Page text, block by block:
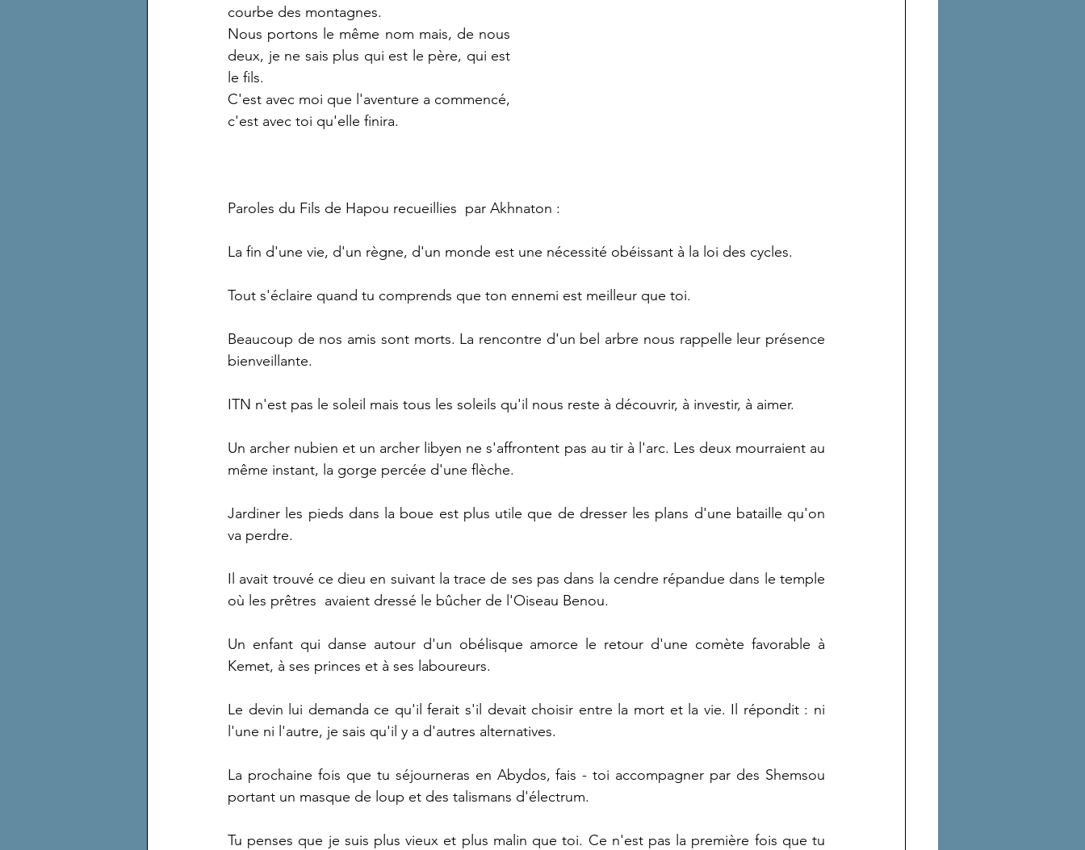
courbe des montagnes.
Nous portons le même nom mais, de nous
deux, je ne sais plus qui est le père, qui est
le fils.
C'est avec moi que l'aventure a commencé,
c'est avec toi qu'elle finira.
Paroles du Fils de Hapou recueillies  par Akhnaton :
La fin d'une vie, d'un règne, d'un monde est une nécessité obéissant à la loi des cycles.
Tout s'éclaire quand tu comprends que ton ennemi est meilleur que toi.
Beaucoup de nos amis sont morts. La rencontre d'un bel arbre nous rappelle leur présence
bienveillante.
ITN n'est pas le soleil mais tous les soleils qu'il nous reste à découvrir, à investir, à aimer.
Un archer nubien et un archer libyen ne s'affrontent pas au tir à l'arc. Les deux mourraient au
même instant, la gorge percée d'une flèche.
Jardiner les pieds dans la boue est plus utile que de dresser les plans d'une bataille qu'on
va perdre.
Il avait trouvé ce dieu en suivant la trace de ses pas dans la cendre répandue dans le temple
où les prêtres  avaient dressé le bûcher de l'Oiseau Benou.
Un enfant qui danse autour d'un obélisque amorce le retour d'une comète favorable à
Kemet, à ses princes et à ses laboureurs.
Le devin lui demanda ce qu'il ferait s'il devait choisir entre la mort et la vie. Il répondit : ni
l'une ni l'autre, je sais qu'il y a d'autres alternatives.
La prochaine fois que tu séjourneras en Abydos, fais - toi accompagner par des Shemsou
portant un masque de loup et des talismans d'électrum.
Tu penses que je suis plus vieux et plus malin que toi. Ce n'est pas la première fois que tu